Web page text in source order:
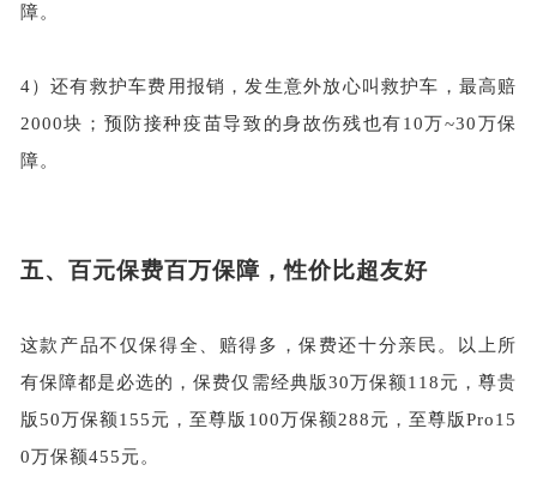
障。
4）还有救护车费用报销，发生意外放心叫救护车，最高赔
2000块；预防接种疫苗导致的身故伤残也有10万~30万保
障。
五、百元保费百万保障，性价比超友好
这款产品不仅保得全、赔得多，保费还十分亲民。以上所
有保障都是必选的，保费仅需经典版30万保额118元，尊贵
版50万保额155元，至尊版100万保额288元，至尊版Pro15
0万保额455元。